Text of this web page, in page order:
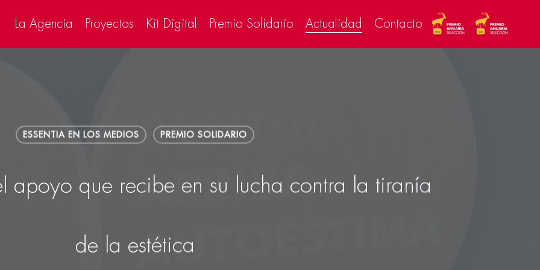
La Agencia Proyectos Kit Digital Premio Solidario Actualidad Contacto
ESSENTIA EN LOS MEDIOS PREMIO SOLIDARIO
apoyo que recibe en su lucha contra la tiranía
de la estética